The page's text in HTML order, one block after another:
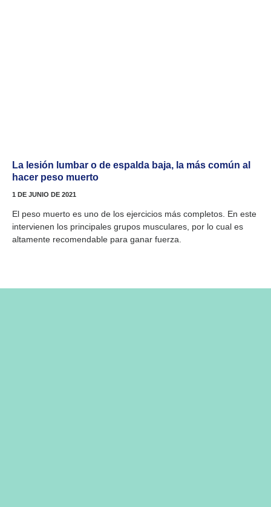
La lesión lumbar o de espalda baja, la más común al
hacer peso muerto
1 DE JUNIO DE 2021
El peso muerto es uno de los ejercicios más completos. En este
intervienen los principales grupos musculares, por lo cual es
altamente recomendable para ganar fuerza.